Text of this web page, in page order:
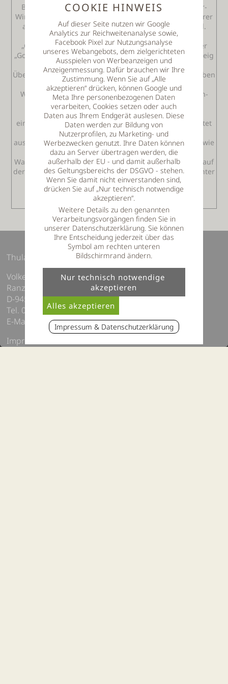
Bayerischen Waldes liegt das Urlaubsgebiet Lallinger-
Winkle mit dem Hauptort Lalling. Lalling ist für Wanderer
auf drei Fernwanderwegen ein beliebtes Etappenziel.
Durch Lalling führen der Premium-Wanderweg
„Goldsteig“, der „Main-Donau-Wanderweg“, sowie der
„Goldsteig“! Das Thula Landhotel, das direkt am Goldsteig
und Gunthersteig liegt, empfiehlt sich für eine
Übernachtung auf der Wanderung. Das Hotel bietet neben
einem Gepäcktransfer für Wanderer auch einen
Wellnessbereich mit Relaxpool, Bio-Sauna und Außen-
Sauna mit Panorama-Blick. Ebenso sind Massagen
möglich, die im Voraus zu geplanten Wunschzeit
eingetragen werden können. Das Thula Landhotel bietet
auch ganzjährig Wanderwochen zum Sparpreis mit
ausgedehnten Wandermöglichkeiten ab dem Hotel, sowie
Zielwanderungen mit Transfer-Service. Infos zu den
Wanderwegen, Wanderkarten, sowie Tipps und Hilfen auf
der Wanderung gibt die Touristinfo Lallinger-Winkel unter
Telefon: 09904/374. Alle Infos zum Hotel bietet die
Homepage des Hotels, sowie unter Infotelefon:
09904/8110990.
Thula Wellnesshotel Bayerischer Wald
Volker Thum e.K
Ranzingerberg 16
D-94551 Lalling, Bayern
Tel. 09904 8110990
E-Mail:
info@thula-landhotel.de
Impressum / Datenschutz
COOKIE HINWEIS
Auf dieser Seite nutzen wir Google
Analytics zur Reichweitenanalyse sowie,
Facebook Pixel zur Nutzungsanalyse
unseres Webangebots, dem zielgerichteten
Ausspielen von Werbeanzeigen und
Anzeigenmessung. Dafür brauchen wir Ihre
Zustimmung. Wenn Sie auf „Alle
akzeptieren“ drücken, können Google und
Meta Ihre personenbezogenen Daten
verarbeiten, Cookies setzen oder auch
Daten aus Ihrem Endgerät auslesen. Diese
Daten werden zur Bildung von
Nutzerprofilen, zu Marketing- und
Werbezwecken genutzt. Ihre Daten können
dazu an Server übertragen werden, die
außerhalb der EU - und damit außerhalb
des Geltungsbereichs der DSGVO - stehen.
Wenn Sie damit nicht einverstanden sind,
drücken Sie auf „Nur technisch notwendige
akzeptieren“.
Weitere Details zu den genannten
Verarbeitungsvorgängen finden Sie in
unserer Datenschutzerklärung. Sie können
Ihre Entscheidung jederzeit über das
Symbol am rechten unteren
Bildschirmrand ändern.
Impressum & Datenschutzerklärung